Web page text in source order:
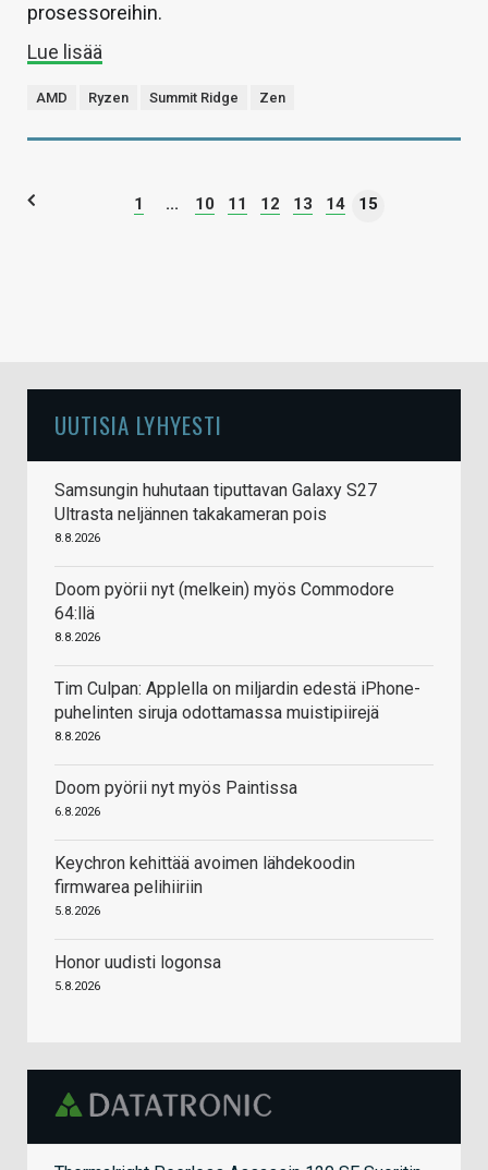
prosessoreihin.
Lue lisää
AMD Ryzen Summit Ridge Zen
1 ... 10 11 12 13 14 15
UUTISIA LYHYESTI
Samsungin huhutaan tiputtavan Galaxy S27
Ultrasta neljännen takakameran pois
8.8.2026
Doom pyörii nyt (melkein) myös Commodore
64:llä
8.8.2026
Tim Culpan: Applella on miljardin edestä iPhone-
puhelinten siruja odottamassa muistipiirejä
8.8.2026
Doom pyörii nyt myös Paintissa
6.8.2026
Keychron kehittää avoimen lähdekoodin
firmwarea pelihiiriin
5.8.2026
Honor uudisti logonsa
5.8.2026